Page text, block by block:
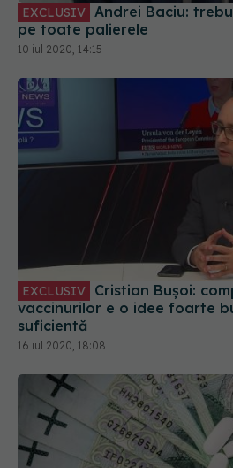
EXCLUSIV
pe toate palierele
10 iul 2020, 14:15
EXCLUSIV
vaccinurilor e o idee foarte
suficientă
16 iul 2020, 18:08